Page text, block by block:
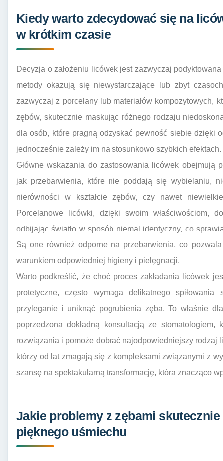
Kiedy warto zdecydować się na
w krótkim czasie
Decyzja o założeniu licówek jest zazwyczaj
metody okazują się niewystarczające lub zbyt
zazwyczaj z porcelany lub materiałów kompozytowych,
zębów, skutecznie maskując różnego rodzaju
dla osób, które pragną odzyskać pewność siebie dzięki
jednocześnie zależy im na stosunkowo szybkich efektach.
Główne wskazania do zastosowania licówek obejmują
jak przebarwienia, które nie poddają się wybielaniu,
nierówności w kształcie zębów, czy nawet
Porcelanowe licówki, dzięki swoim właściwościom,
odbijając światło w sposób niemal identyczny, co
Są one również odporne na przebarwienia, co
warunkiem odpowiedniej higieny i pielęgnacji.
Warto podkreślić, że choć proces zakładania licówek
protetyczne, często wymaga delikatnego
przyleganie i uniknąć pogrubienia zęba. To właśnie
poprzedzona dokładną konsultacją ze
rozwiązania i pomoże dobrać najodpowiedniejszy rodzaj
którzy od lat zmagają się z kompleksami związanymi z
szansę na spektakularną transformację, która znacząco
Jakie problemy z zębami
pięknego uśmiechu